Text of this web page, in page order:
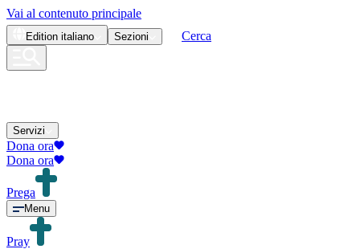
Vai al contenuto principale
Edition italiano Sezioni Cerca
Servizi
Dona ora
Dona ora
Prega
Menu
Pray